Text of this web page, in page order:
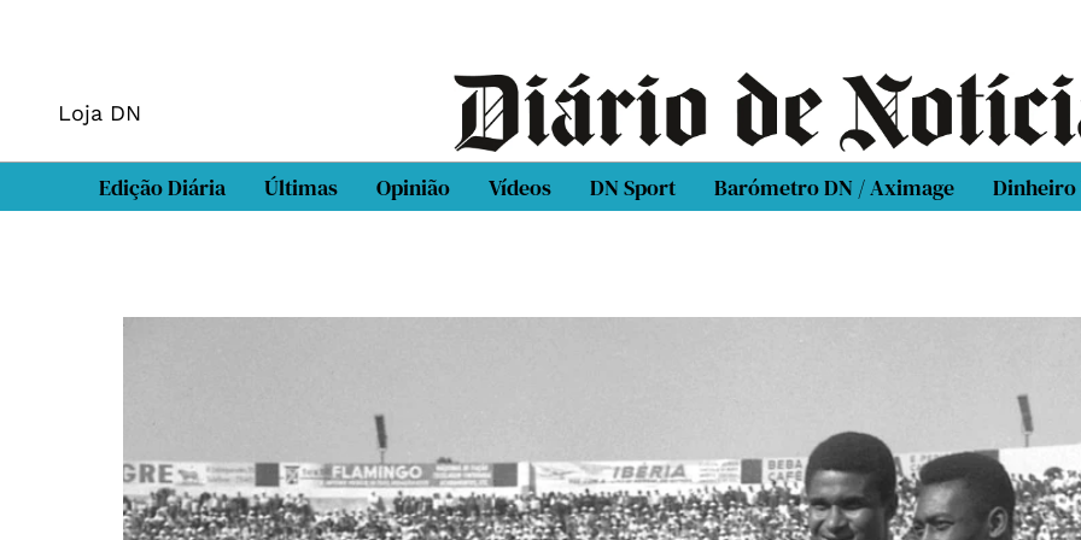
Loja DN
Edição Diária Últimas Opinião Vídeos DN Sport Barómetro DN / Aximage Dinheiro